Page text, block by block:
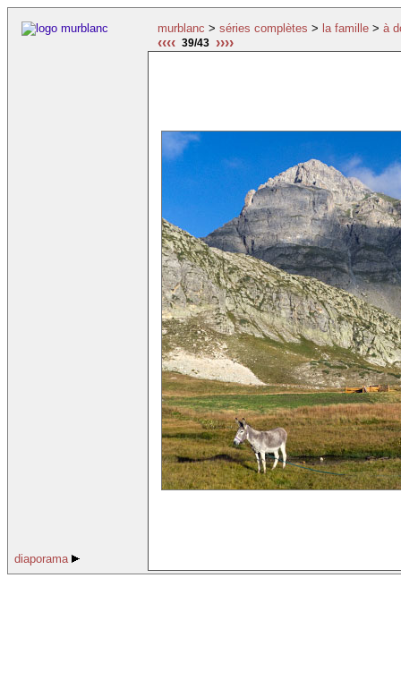
murblanc > séries complètes > la famille > à
‹‹‹‹ 39/43 ››››
diaporama